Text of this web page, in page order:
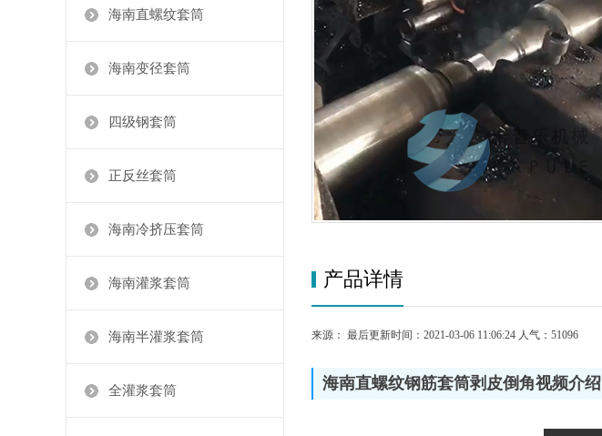
海南直螺纹套筒
海南变径套筒
四级钢套筒
正反丝套筒
海南冷挤压套筒
海南灌浆套筒
海南半灌浆套筒
全灌浆套筒
产品详情
来源： 最后更新时间：2021-03-06 11:06:24 人气： 51096
海南直螺纹钢筋套筒剥皮倒角视频介绍